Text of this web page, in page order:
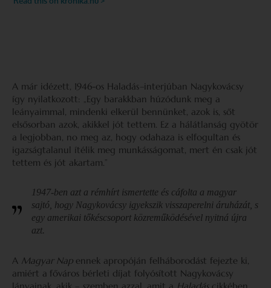
A már idézett, 1946-os Haladás interjúban Nagykovácsy
így nyilatkozott: „Egy barakkban húzódunk meg a
leányaimmal, mindenki elkerül bennünket, azok is, sőt
elsősorban azok, akikkel jót tettem. Ez a hálátlanság gyötör
a legjobban, no meg az, hogy odahaza is elfogultan és
igazságtalanul ítélik meg munkásságomat, mert én csak jót
tettem és jót akartam.”
1947-ben azt a rémhírt ismertette és cáfolta a magyar
sajtó, hogy Nagykovácsy igyekszik visszaperelni áruházát, s
egy amerikai tőkéscsoport közreműködésével nyitná újra
azt.
A Magyar Nap ennek apropóján felháborodást fejezte ki,
amiért a főváros bérleti díjat folyósított Nagykovácsy